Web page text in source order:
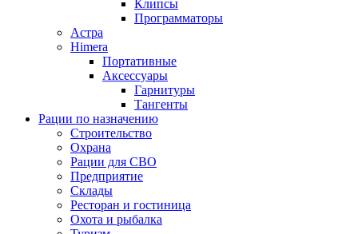
Клипсы
Программаторы
Астра
Himera
Портативные
Аксессуары
Гарнитуры
Тангенты
Рации по назначению
Строительство
Охрана
Рации для СВО
Предприятие
Склады
Ресторан и гостиница
Охота и рыбалка